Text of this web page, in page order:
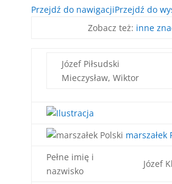
Przejdź do nawigacjiPrzejdź do
Zobacz też: inne
Józef Piłsudski
Mieczysław, Wiktor
marszałek
Pełne imię i
nazwisko
Józef